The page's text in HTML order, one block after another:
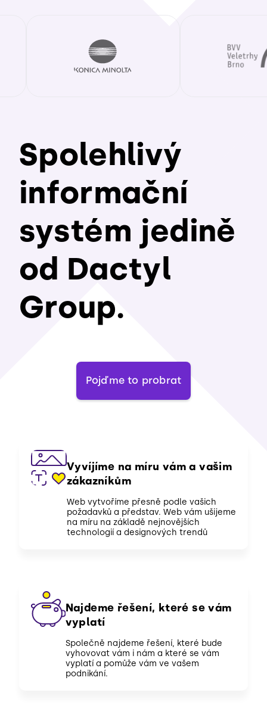
Spolehlivý
informační
systém jedině
od Dactyl
Group.
Pojďme to probrat
Vyvíjíme na míru vám a vašim
zákazníkům
Web vytvoříme přesně podle vašich
požadavků a představ. Web vám ušijeme
na míru na základě nejnovějších
technologií a designových trendů
Najdeme řešení, které se vám
vyplatí
Společně najdeme řešení, které bude
vyhovovat vám i nám a které se vám
vyplatí a pomůže vám ve vašem
podnikání.